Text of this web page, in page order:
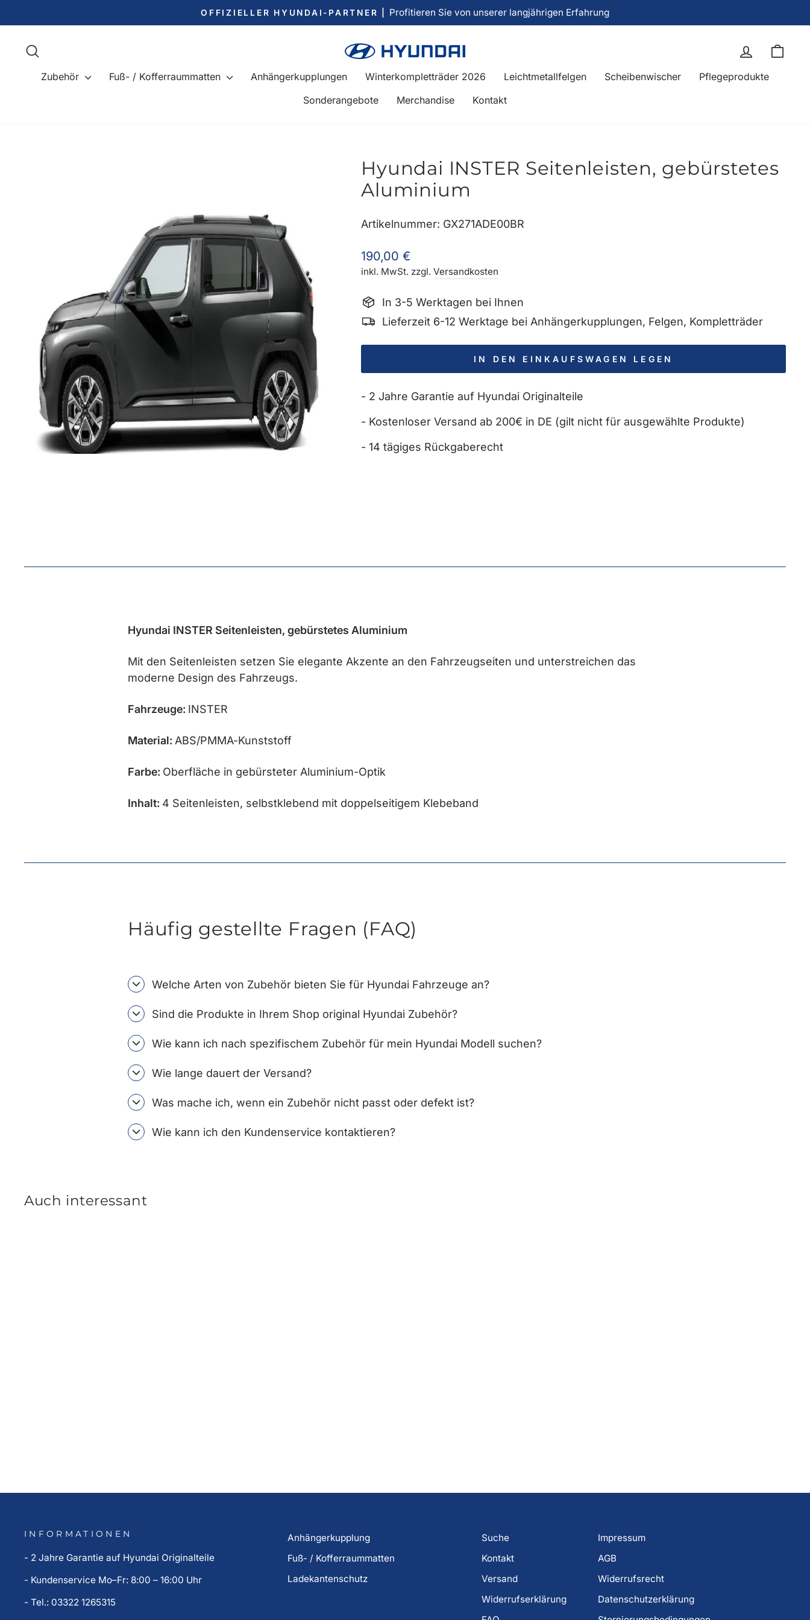
zum
Pause
Diashow
OFFIZIELLER HYUNDAI-PARTNER | Profitieren Sie von unserer langjährigen Erfahrung
Einloggen
Zubehör Fuß- / Kofferraummatten Anhängerkupplungen Winterkompletträder 2026 Leichtmetallfelgen Scheibenwischer
Pflegeprodukte
Sonderangebote
Merchandise Kontakt
Hyundai INSTER Seitenleisten, gebürstetes
Aluminium
Artikelnummer: GX271ADE00BR
Normaler
Preis
190,00 €
inkl. MwSt. zzgl.Versandkosten
In 3-5 Werktagen bei Ihnen
Lieferzeit 6-12 Werktage bei Anhängerkupplungen, Felgen, Kompletträder
IN DEN EINKAUFSWAGEN LEGEN
- 2 Jahre Garantie auf Hyundai Originalteile
- Kostenloser Versand ab 200€ in DE (gilt nicht für ausgewählte Produkte)
- 14 tägiges Rückgaberecht
Hyundai INSTER Seitenleisten, gebürstetes Aluminium
Mit den Seitenleisten setzen Sie elegante Akzente an den Fahrzeugseiten und unterstreichen das
moderne Design des Fahrzeugs.
Fahrzeuge: INSTER
Material: ABS/PMMA-Kunststoff
Farbe: Oberfläche in gebürsteter Aluminium-Optik
Inhalt: 4 Seitenleisten, selbstklebend mit doppelseitigem Klebeband
Häufig gestellte Fragen (FAQ)
Welche Arten von Zubehör bieten Sie für Hyundai Fahrzeuge an?
Sind die Produkte in Ihrem Shop original Hyundai Zubehör?
Wie kann ich nach spezifischem Zubehör für mein Hyundai Modell suchen?
Wie lange dauert der Versand?
Was mache ich, wenn ein Zubehör nicht passt oder defekt ist?
Wie kann ich den Kundenservice kontaktieren?
Auch interessant
INFORMATIONEN
- 2 Jahre Garantie auf Hyundai Originalteile
- Kundenservice Mo–Fr: 8:00 – 16:00 Uhr
- Tel.: 03322 1265315
Anhängerkupplung
Fuß- / Kofferraummatten
Ladekantenschutz
Suche
Kontakt
Versand
Widerrufserklärung
Impressum
AGB
Widerrufsrecht
Datenschutzerklärung